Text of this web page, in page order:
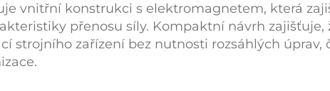
vnitřní konstrukci s elektromagnetem, která
přenosu síly. Kompaktní návrh zajišťuje,
strojního zařízení bez nutnosti rozsáhlých